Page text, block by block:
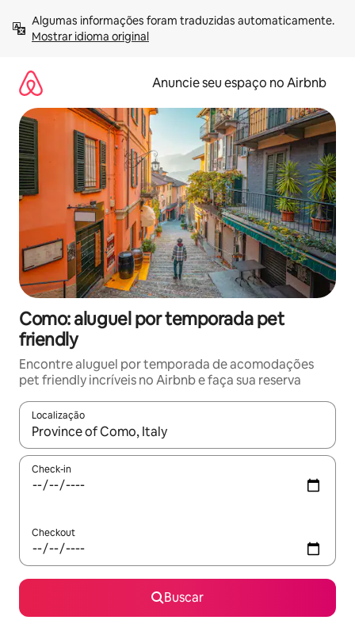
para
Mostrar idioma original
Anuncie seu espaço no Airbnb
Como: aluguel por temporada pet
friendly
Encontre aluguel por temporada de acomodações
pet friendly incríveis no Airbnb e faça sua reserva
Localização
Quando os resultados estiverem disponíveis, explore-os
Check-in
Checkout
Buscar